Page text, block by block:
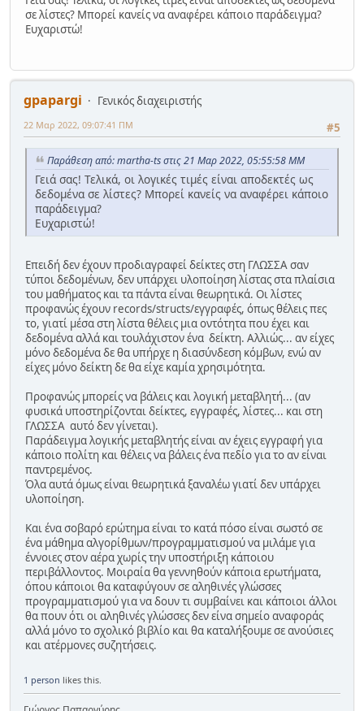
σε λίστες? Μπορεί κανείς να αναφέρει κάποιο παράδειγμα?
Ευχαριστώ!
gpapargi
Γενικός διαχειριστής
#5
22 Μαρ 2022, 09:07:41 ΠΜ
Παράθεση από: martha-ts στις 21 Μαρ 2022, 05:55:58 ΜΜ
Γειά σας! Τελικά, οι λογικές τιμές είναι αποδεκτές ως
δεδομένα σε λίστες? Μπορεί κανείς να αναφέρει κάποιο
παράδειγμα?
Ευχαριστώ!
Επειδή δεν έχουν προδιαγραφεί δείκτες στη ΓΛΩΣΣΑ σαν
τύποι δεδομένων, δεν υπάρχει υλοποίηση λίστας στα πλαίσια
του μαθήματος και τα πάντα είναι θεωρητικά. Οι λίστες
προφανώς έχουν records/structs/εγγραφές, όπως θέλεις πες
το, γιατί μέσα στη λίστα θέλεις μια οντότητα που έχει και
δεδομένα αλλά και τουλάχιστον ένα δείκτη. Αλλιώς... αν είχες
μόνο δεδομένα δε θα υπήρχε η διασύνδεση κόμβων, ενώ αν
είχες μόνο δείκτη δε θα είχε καμία χρησιμότητα.
Προφανώς μπορείς να βάλεις και λογική μεταβλητή... (αν
φυσικά υποστηρίζονται δείκτες, εγγραφές, λίστες... και στη
ΓΛΩΣΣΑ αυτό δεν γίνεται).
Παράδειγμα λογικής μεταβλητής είναι αν έχεις εγγραφή για
κάποιο πολίτη και θέλεις να βάλεις ένα πεδίο για το αν είναι
παντρεμένος.
Όλα αυτά όμως είναι θεωρητικά ξαναλέω γιατί δεν υπάρχει
υλοποίηση.
Και ένα σοβαρό ερώτημα είναι το κατά πόσο είναι σωστό σε
ένα μάθημα αλγορίθμων/προγραμματισμού να μιλάμε για
έννοιες στον αέρα χωρίς την υποστήριξη κάποιου
περιβάλλοντος. Μοιραία θα γεννηθούν κάποια ερωτήματα,
όπου κάποιοι θα καταφύγουν σε αληθινές γλώσσες
προγραμματισμού για να δουν τι συμβαίνει και κάποιοι άλλοι
θα πουν ότι οι αληθινές γλώσσες δεν είνα σημείο αναφοράς
αλλά μόνο το σχολικό βιβλίο και θα καταλήξουμε σε ανούσιες
και ατέρμονες συζητήσεις.
1 person likes this.